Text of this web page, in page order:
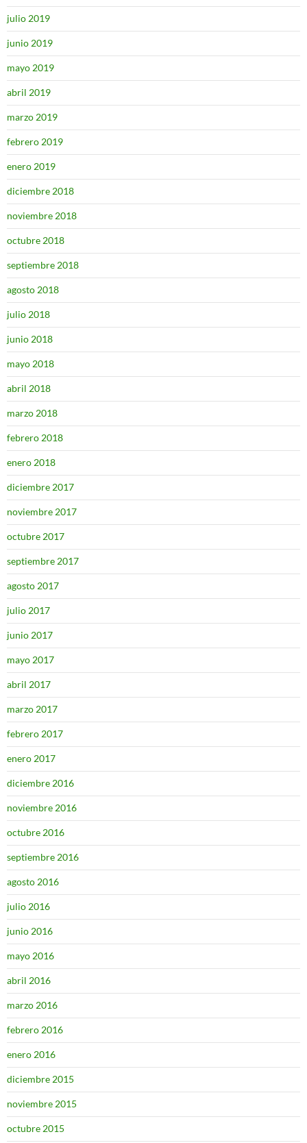
julio 2019
junio 2019
mayo 2019
abril 2019
marzo 2019
febrero 2019
enero 2019
diciembre 2018
noviembre 2018
octubre 2018
septiembre 2018
agosto 2018
julio 2018
junio 2018
mayo 2018
abril 2018
marzo 2018
febrero 2018
enero 2018
diciembre 2017
noviembre 2017
octubre 2017
septiembre 2017
agosto 2017
julio 2017
junio 2017
mayo 2017
abril 2017
marzo 2017
febrero 2017
enero 2017
diciembre 2016
noviembre 2016
octubre 2016
septiembre 2016
agosto 2016
julio 2016
junio 2016
mayo 2016
abril 2016
marzo 2016
febrero 2016
enero 2016
diciembre 2015
noviembre 2015
octubre 2015